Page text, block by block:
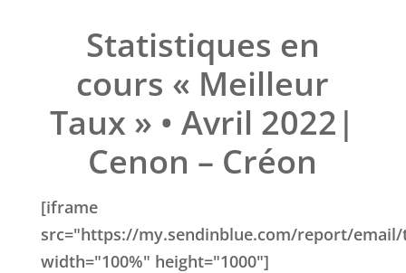
Statistiques en
cours « Meilleur
Taux » • Avril 2022|
Cenon – Créon
[iframe
src="https://my.sendinblue.com/report/email/
width="100%" height="1000"]